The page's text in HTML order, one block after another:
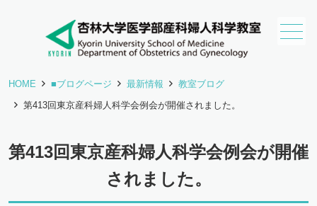
HOME ■ブログページ 最新情報
教室ブログ
第413回東京産科婦人科学会例会が開催されました。
第413回東京産科婦人科学会例会が開催
されました。